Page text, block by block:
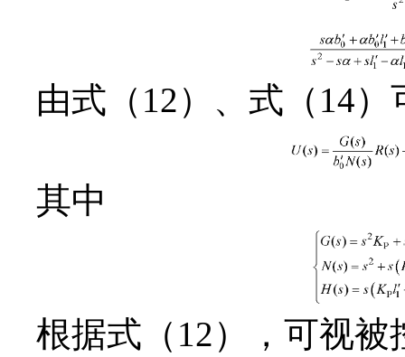
由式（12）、式（14）
其中
根据式（12），可视被